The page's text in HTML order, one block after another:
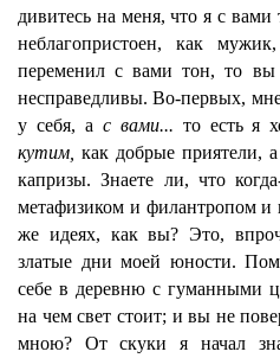
дивитесь на меня, что я с
неблагопристоен, как
переменил с вами тон, то вы
несправедливы. Во-первых,
у себя, а с вами... то есть я
кутим, как добрые приятели,
капризы. Знаете ли, что
метафизиком и филантропом и
же идеях, как вы? Это,
златые дни моей юности.
себе в деревню с гуманными
на чем свет стоит; и вы не
мною? От скуки я начал